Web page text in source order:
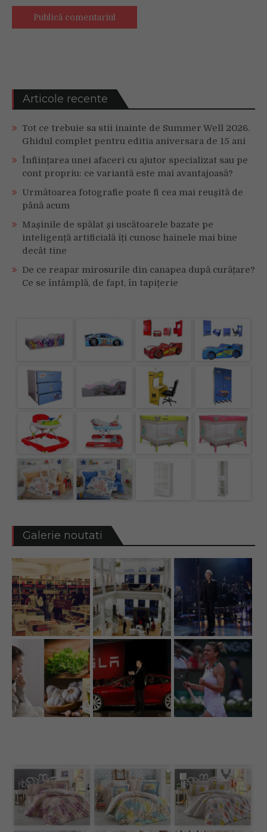
Articole recente
Tot ce trebuie sa stii inainte de Summer Well 2026.
Ghidul complet pentru editia aniversara de 15 ani
Înființarea unei afaceri cu ajutor specializat sau pe
cont propriu: ce variantă este mai avantajoasă?
Următoarea fotografie poate fi cea mai reușită de
până acum
Mașinile de spălat și uscătoarele bazate pe
inteligență artificială îți cunosc hainele mai bine
decât tine
De ce reapar mirosurile din canapea după curățare?
Ce se întâmplă, de fapt, în tapițerie
Galerie noutati